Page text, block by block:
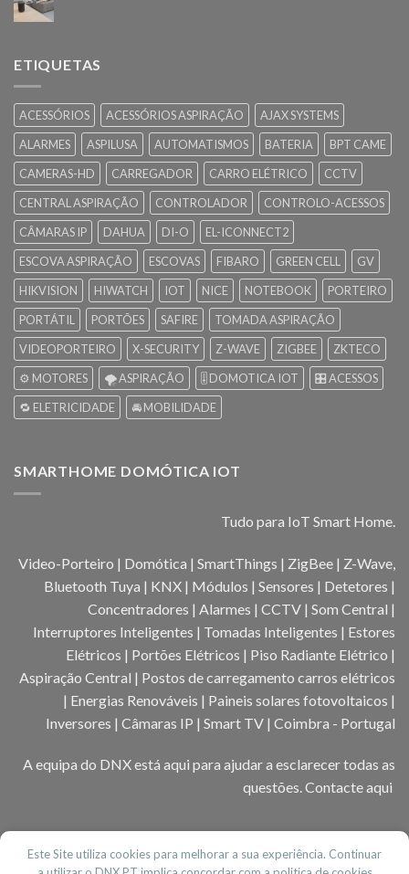
ETIQUETAS
ACESSÓRIOS ACESSÓRIOS ASPIRAÇÃO
AJAX SYSTEMS
ALARMES
ASPILUSA AUTOMATISMOS BATERIA
BPT CAME
CAMERAS-HD
CARREGADOR CARRO ELÉTRICO
CCTV
CENTRAL ASPIRAÇÃO
CONTROLADOR
CONTROLO-ACESSOS
CÂMARAS IP
DAHUA DI-O
EL-ICONNECT2
ESCOVA ASPIRAÇÃO
ESCOVAS FIBARO GREEN CELL
GV
HIKVISION
HIWATCH IOT NICE NOTEBOOK
PORTEIRO
PORTÁTIL
PORTÕES SAFIRE
TOMADA ASPIRAÇÃO
VIDEOPORTEIRO
X-SECURITY Z-WAVE ZIGBEE
ZKTECO
⚙️ MOTORES
🌪️ ASPIRAÇÃO 🎚️ DOMOTICA IOT
🎛️ ACESSOS
🔁 ELETRICIDADE
🚘 MOBILIDADE
SMARTHOME DOMÓTICA IOT
Tudo para IoT Smart Home.
Video-Porteiro | Domótica | SmartThings | ZigBee | Z-Wave,
Bluetooth Tuya | KNX | Módulos | Sensores | Detetores |
Concentradores | Alarmes | CCTV | Som Central |
Interruptores Inteligentes | Tomadas Inteligentes | Estores
Elétricos | Portões Elétricos | Piso Radiante Elétrico |
Aspiração Central | Postos de carregamento carros elétricos
| Energias Renováveis | Paineis solares fotovoltaicos |
Inversores | Câmaras IP | Smart TV | Coimbra - Portugal
A equipa do DNX está aqui para ajudar a esclarecer todas as
questões.Contacte aqui
Este Site utiliza cookies para melhorar a sua experiência. Continuar